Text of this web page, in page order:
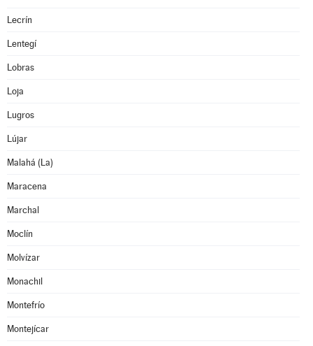
Lecrín
Lentegí
Lobras
Loja
Lugros
Lújar
Malahá (La)
Maracena
Marchal
Moclín
Molvízar
Monachil
Montefrío
Montejícar